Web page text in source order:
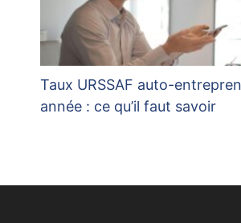
Taux URSSAF auto-
année : ce qu’il faut savoir